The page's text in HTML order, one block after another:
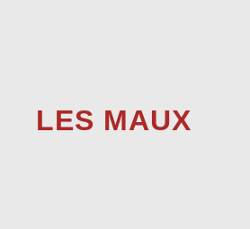
LES MAUX